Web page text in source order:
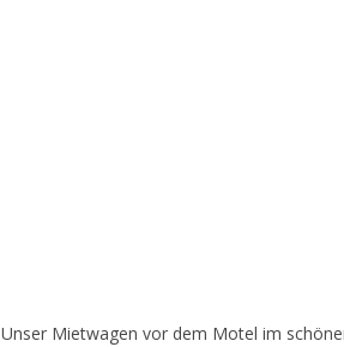
Unser Mietwagen vor dem Motel im